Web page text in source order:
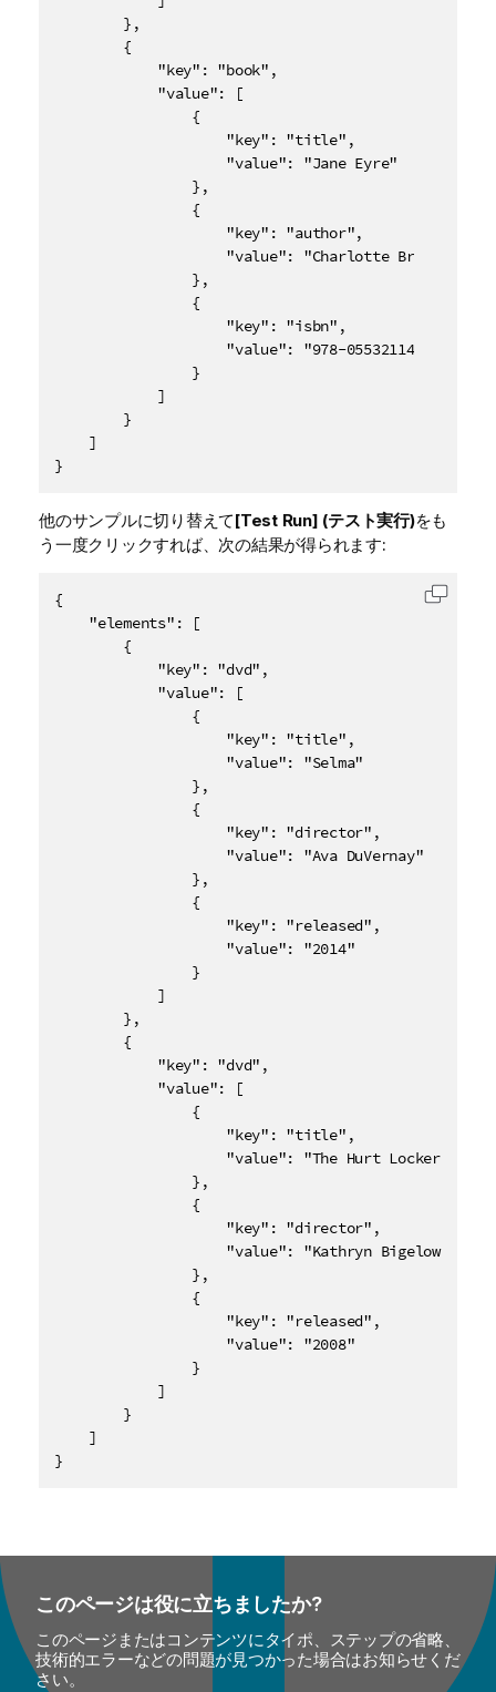
        },
        {
            "key": "book",
            "value": [
                {
                    "key": "title",
                    "value": "Jane Eyre"
                },
                {
                    "key": "author",
                    "value": "Charlotte Bronte"
                },
                {
                    "key": "isbn",
                    "value": "978-0553211405"
                }
            ]
        }
    ]
}
他のサンプルに切り替えて[Test Run] (テスト実行)をも
う一度クリックすれば、次の結果が得られます:
{
    "elements": [
        {
            "key": "dvd",
            "value": [
                {
                    "key": "title",
                    "value": "Selma"
                },
                {
                    "key": "director",
                    "value": "Ava DuVernay"
                },
                {
                    "key": "released",
                    "value": "2014"
                }
            ]
        },
        {
            "key": "dvd",
            "value": [
                {
                    "key": "title",
                    "value": "The Hurt Locker"
                },
                {
                    "key": "director",
                    "value": "Kathryn Bigelow"
                },
                {
                    "key": "released",
                    "value": "2008"
                }
            ]
        }
    ]
}
コード
このページは役に立ちましたか?
このページまたはコンテンツにタイポ、ステップの省略、
技術的エラーなどの問題が見つかった場合はお知らせくだ
さい。